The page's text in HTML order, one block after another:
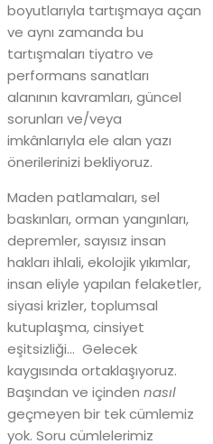
boyutlarıyla tartışmaya açan
ve aynı zamanda bu
tartışmaları tiyatro ve
performans sanatları
alanının kavramları, güncel
sorunları ve/veya
imkânlarıyla ele alan yazı
önerilerinizi bekliyoruz.
Maden patlamaları, sel
baskınları, orman yangınları,
depremler, sayısız insan
hakları ihlali, ekolojik yıkımlar,
insan eliyle yapılan felaketler,
siyasi krizler, toplumsal
kutuplaşma, cinsiyet
eşitsizliği… Gelecek
kaygısında ortaklaşıyoruz.
Başından ve içinden nasıl
geçmeyen bir tek cümlemiz
yok. Soru cümlelerimiz